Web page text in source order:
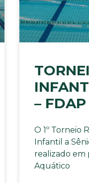
– FDAP
O 1º Torneio
Infantil a
realizado em
Aquático